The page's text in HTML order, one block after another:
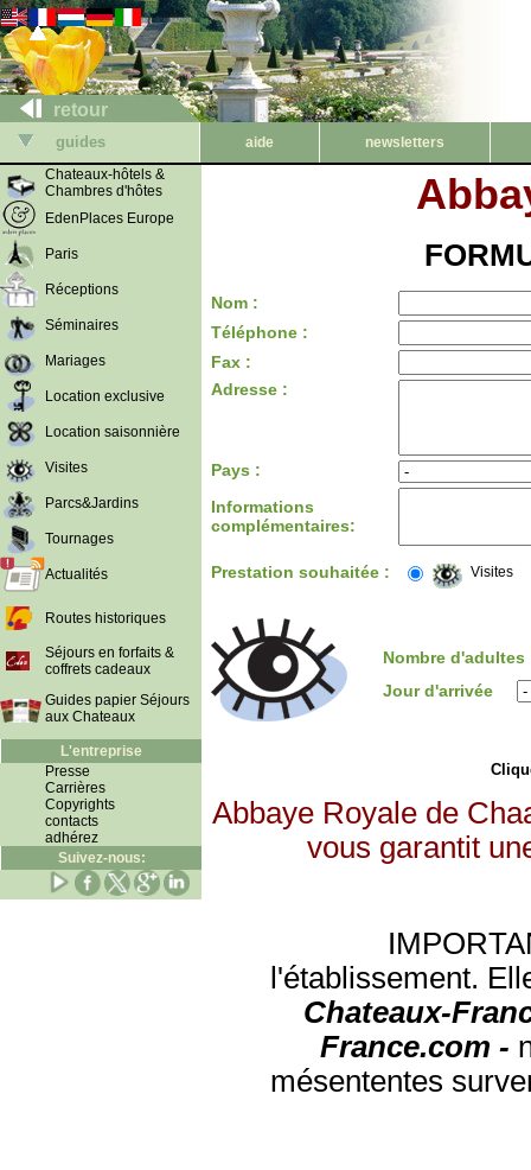
retour
guides aide
newsletters
Chateaux-hôtels &
Chambres d'hôtes
EdenPlaces Europe
Paris
Réceptions
Séminaires
Mariages
Location exclusive
Location saisonnière
Visites
Parcs&Jardins
Tournages
Actualités
Routes historiques
Séjours en forfaits &
coffrets cadeaux
Guides papier Séjours
aux Chateaux
L'entreprise
Presse
Carrières
Copyrights
contacts
adhérez
Suivez-nous:
Nom :
Téléphone :
Fax :
Adresse :
Pays :
Informations
complémentaires:
Prestation souhaitée : Visites
Nombre
Jour d'arrivée
Abbaye Royale de
vous garantit
l'établissement.
Chateaux-
France.com -
mésententes